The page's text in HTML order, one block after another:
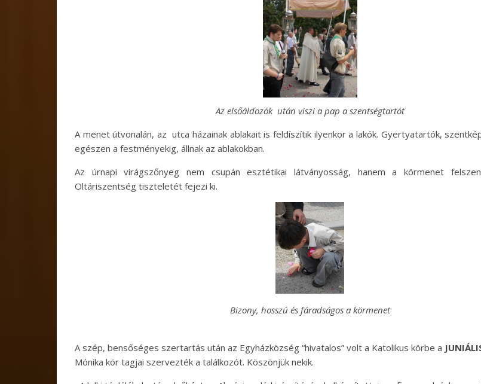
Az elsőáldozók után viszi a pap a szentségtartót
A menet útvonalán, az utca házainak ablakait is feldíszítik ilyenkor a lakók. Gyertyatartók,
egészen a festményekig, állnak az ablakokban.
Az úrnapi virágszőnyeg nem csupán esztétikai látványosság, hanem a körmenet
Oltáriszentség tiszteletét fejezi ki.
Bizony, hosszú és fáradságos a körmenet
A szép, bensőséges szertartás után az Egyházközség “hivatalos” volt a Katolikus körbe a
Mónika kör tagjai szervezték a találkozót. Köszönjük nekik.